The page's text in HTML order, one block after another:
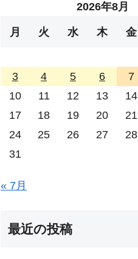
2026年8月
月 火 水 木 金
3
4 5 6 7
10
11 12 13 14
17
18 19 20 21
24
25 26 27 28
31
« 7月
最近の投稿